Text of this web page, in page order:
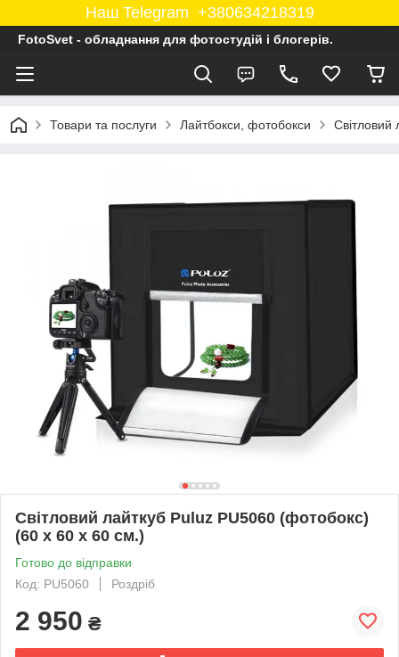
Наш Telegram +380634218319
FotoSvet - обладнання для фотостудій і блогерів.
Товари та послуги Лайтбокси, фотобокси
Світловий лайткуб Puluz PU5060 (фотобокс)
(60 х 60 х 60 см.)
Готово до відправки
Код: PU5060
Роздріб
2 950 ₴